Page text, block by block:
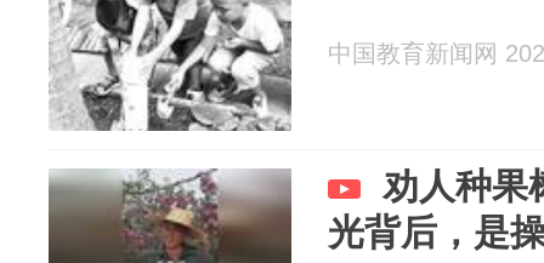
中国教育新闻网
劝人种果
光背后，是